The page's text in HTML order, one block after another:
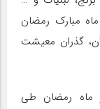
مبارک رمضان
گذران معیشت
ماه رمضان طی